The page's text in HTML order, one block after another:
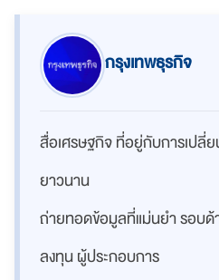
กรุงเทพธุรกิจ
สื่อเศรษฐกิจ ที่อยู่กับการเปลี่ย
ยาวนาน
ถ่ายทอดข้อมูลที่แม่นยำ รอบด้
ลงทุน ผู้ประกอบการ